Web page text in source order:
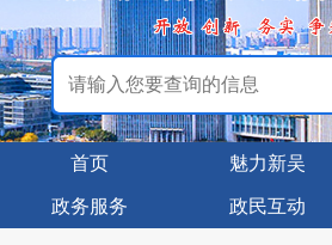
首页 魅力新吴
政务服务 政民互动